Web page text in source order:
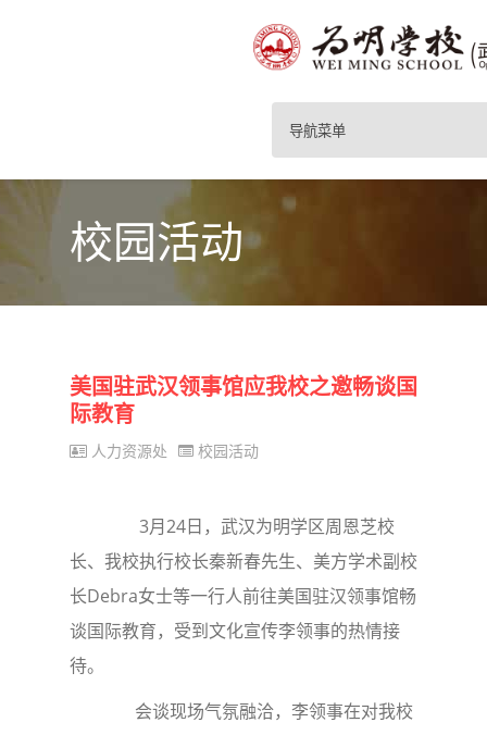
导航菜单
校园活动
美国驻武汉领事馆应我校之邀畅谈国
际教育
人力资源处 校园活动
3月24日，武汉为明学区周恩芝校
长、我校执行校长秦新春先生、美方学术副校
长Debra女士等一行人前往美国驻汉领事馆畅
谈国际教育，受到文化宣传李领事的热情接
待。
会谈现场气氛融洽，李领事在对我校